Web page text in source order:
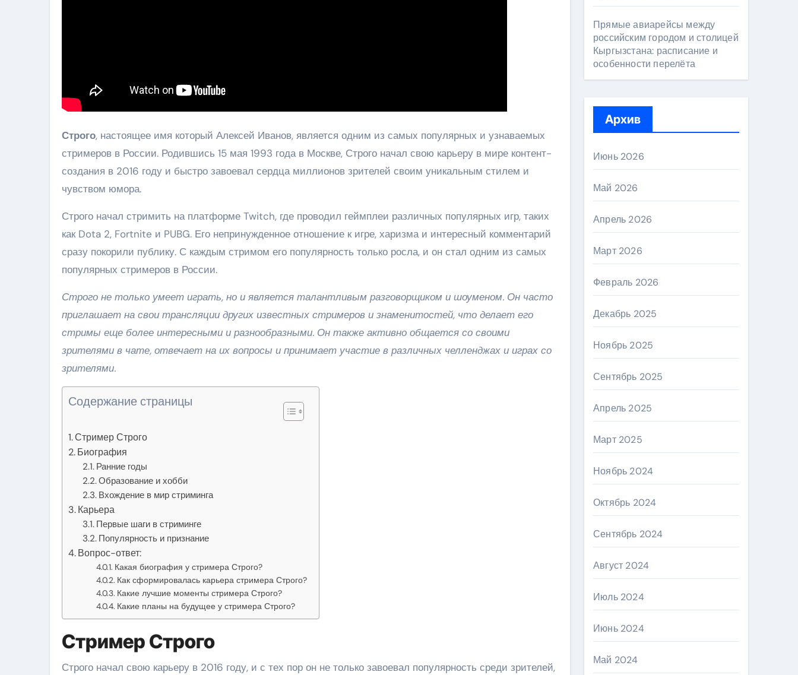
Строго, настоящее имя который Алексей Иванов, является одним из самых популярных и узнаваемых
стримеров в России. Родившись 15 мая 1993 года в Москве, Строго начал свою карьеру в мире контент-
создания в 2016 году и быстро завоевал сердца миллионов зрителей своим уникальным стилем и
чувством юмора.
Строго начал стримить на платформе Twitch, где проводил геймплеи различных популярных игр, таких
как Dota 2, Fortnite и PUBG. Его непринужденное отношение к игре, харизма и интересный комментарий
сразу покорили публику. С каждым стримом его популярность только росла, и он стал одним из самых
популярных стримеров в России.
Строго не только умеет играть, но и является талантливым разговорщиком и шоуменом. Он часто
приглашает на свои трансляции других известных стримеров и знаменитостей, что делает его
стримы еще более интересными и разнообразными. Он также активно общается со своими
зрителями в чате, отвечает на их вопросы и принимает участие в различных челленджах и играх со
зрителями.
Содержание страницы
Стример Строго
Биография
Ранние годы
Образование и хобби
Вхождение в мир стриминга
Карьера
Первые шаги в стриминге
Популярность и признание
Вопрос-ответ:
Какая биография у стримера Строго?
Как сформировалась карьера стримера Строго?
Какие лучшие моменты стримера Строго?
Какие планы на будущее у стримера Строго?
Стример Строго
Строго начал свою карьеру в 2016 году, и с тех пор он не только завоевал популярность среди зрителей,
Прямые авиарейсы между
российским городом и столицей
Кыргызстана: расписание и
особенности перелёта
Архив
Июнь 2026
Май 2026
Апрель 2026
Март 2026
Февраль 2026
Декабрь 2025
Ноябрь 2025
Сентябрь 2025
Апрель 2025
Март 2025
Ноябрь 2024
Октябрь 2024
Сентябрь 2024
Август 2024
Июль 2024
Июнь 2024
Май 2024